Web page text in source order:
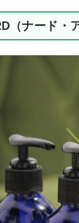
（ナード・